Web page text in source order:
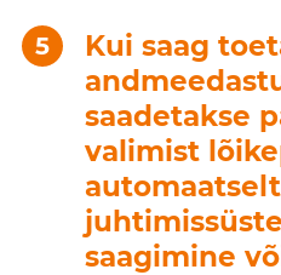
Kui saag
saadetakse
valimist
saagimine